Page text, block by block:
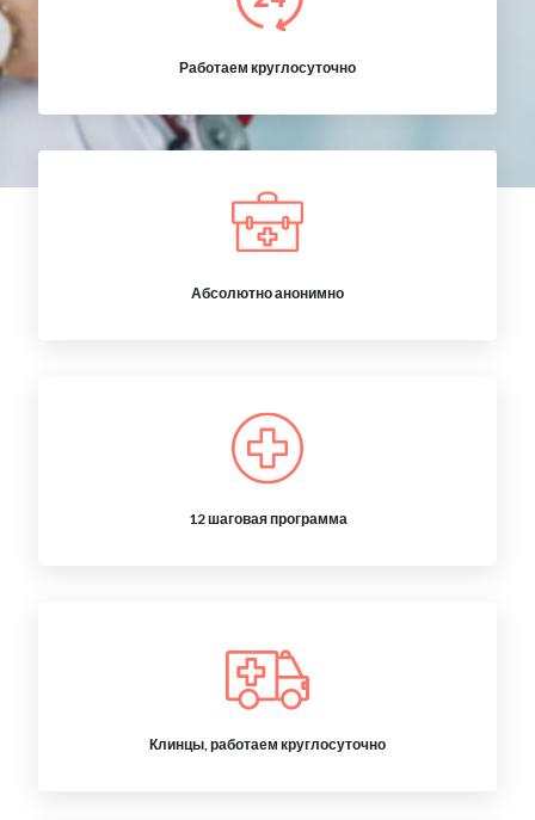
Работаем круглосуточно
Абсолютно анонимно
12 шаговая программа
Клинцы, работаем круглосуточно